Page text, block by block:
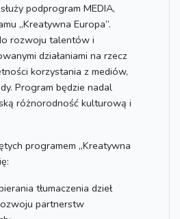
podprogram MEDIA,
„Kreatywna Europa”.
rozwoju talentów i
działaniami na rzecz
korzystania z mediów,
Program będzie nadal
różnorodność kulturową i
programem „Kreatywna
tłumaczenia dzieł
partnerstw